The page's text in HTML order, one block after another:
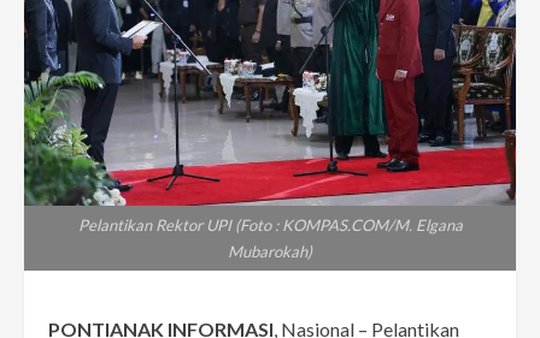
Pelantikan Rektor UPI (Foto : KOMPAS.COM/M. Elgana
Mubarokah)
PONTIANAK INFORMASI, Nasional – Pelantikan